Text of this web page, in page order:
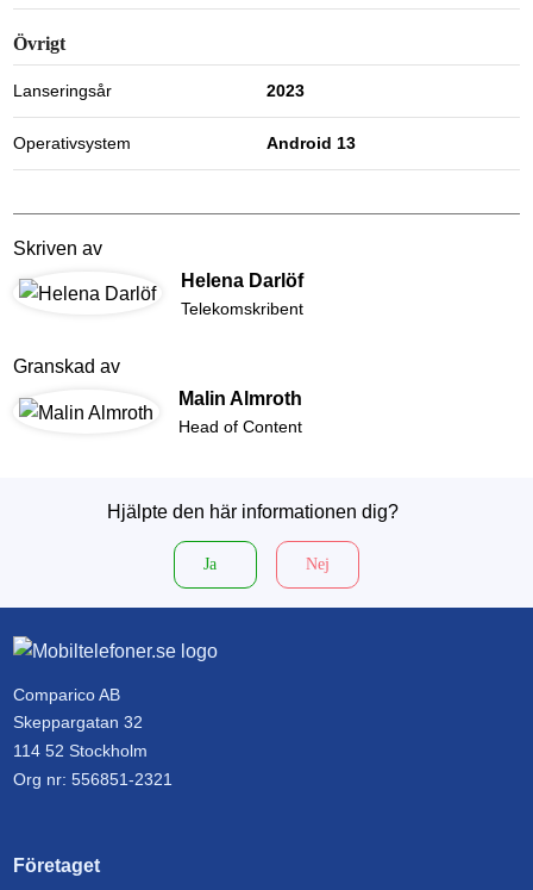
Övrigt
Lanseringsår 2023
Operativsystem Android 13
Skriven av
Helena Darlöf
Telekomskribent
Granskad av
Malin Almroth
Head of Content
Hjälpte den här informationen dig?
Ja Nej
Comparico AB
Skeppargatan 32
114 52 Stockholm
Org nr: 556851-2321
Företaget